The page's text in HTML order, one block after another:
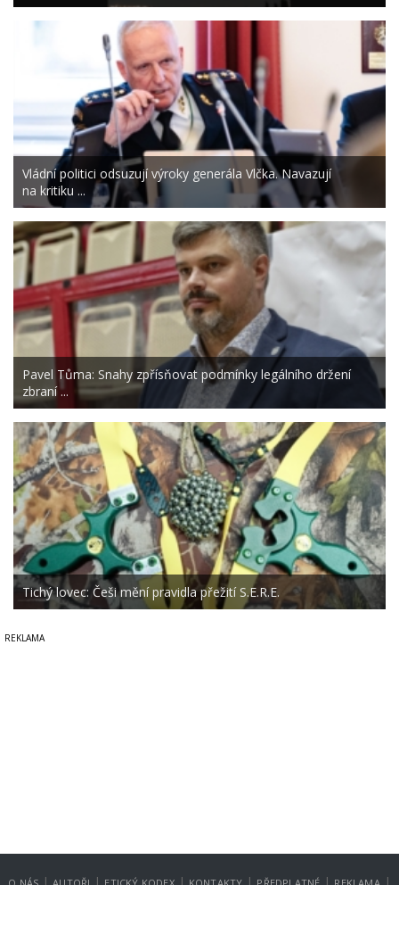
Vládní politici odsuzují výroky generála Vlčka. Navazují
na kritiku ...
Pavel Tůma: Snahy zpřísňovat podmínky legálního držení
zbraní ...
Tichý lovec: Češi mění pravidla přežití S.E.R.E.
O NÁS | AUTOŘI | ETICKÝ KODEX | KONTAKTY | PŘEDPLATNÉ | REKLAMA |